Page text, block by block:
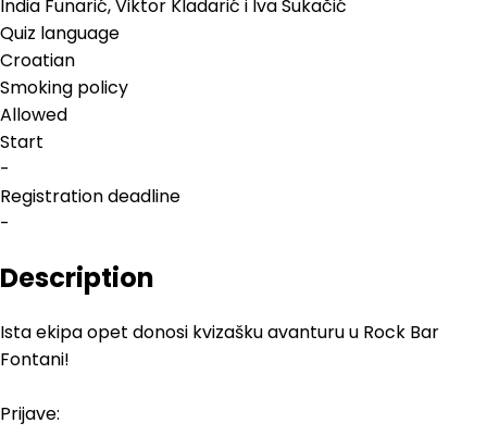
India Funarić, Viktor Kladarić i Iva Sukačić
Quiz language
Croatian
Smoking policy
Allowed
Start
-
Registration deadline
-
Description
Ista ekipa opet donosi kvizašku avanturu u Rock Bar
Fontani!
Prijave: